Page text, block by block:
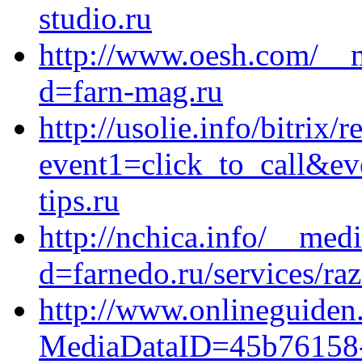
studio.ru
http://www.oesh.com/
d=farn-mag.ru
http://usolie.info/bitrix/
tips.ru
http://nchica.info/
d=farnedo.ru/services/
http://